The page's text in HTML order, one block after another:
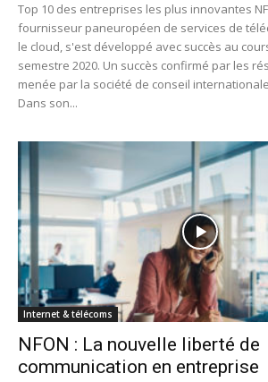
Top 10 des entreprises les plus innovantes
fournisseur paneuropéen de services de
le cloud, s'est développé avec succès au
semestre 2020. Un succès confirmé par les
menée par la société de conseil
Dans son...
Internet & télécoms
NFON : La nouvelle liberté de
communication en entreprise